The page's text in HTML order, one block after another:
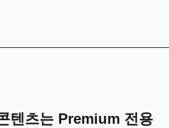
텐츠는 Premium 전용